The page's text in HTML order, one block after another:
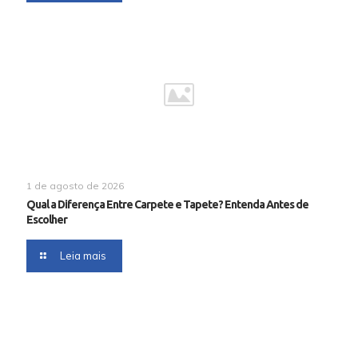
1 de agosto de 2026
Qual a Diferença Entre Carpete e Tapete? Entenda Antes de
Escolher
Leia mais